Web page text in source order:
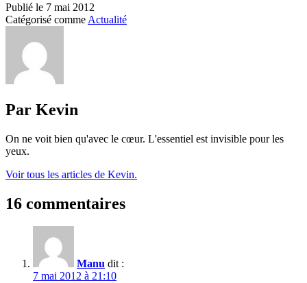
Publié le 7 mai 2012
Catégorisé comme Actualité
Par Kevin
On ne voit bien qu'avec le cœur. L'essentiel est invisible pour les
yeux.
Voir tous les articles de Kevin.
16 commentaires
Manu dit :
7 mai 2012 à 21:10